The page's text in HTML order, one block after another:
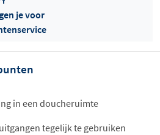
je voor
in een doucheruimte
tegelijk te gebruiken